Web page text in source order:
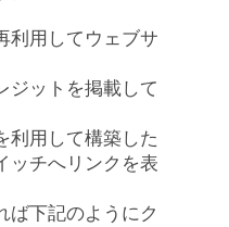
利用してウェブサ
ジットを掲載して
利用して構築した
ッチへリンクを表
ば下記のようにク